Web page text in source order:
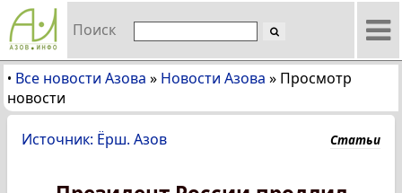
Поиск
• Все новости Азова » Новости Азова » Просмотр
новости
Источник: Ёрш. Азов Статьи